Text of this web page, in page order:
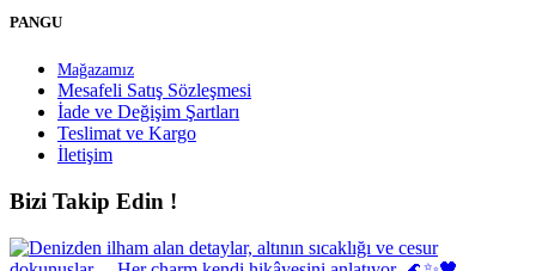
PANGU
Mağazamız
Mesafeli Satış Sözleşmesi
İade ve Değişim Şartları
Teslimat ve Kargo
İletişim
Bizi Takip Edin !